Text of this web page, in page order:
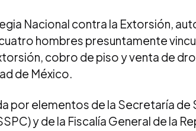
Nacional contra la Extorsión,
hombres presuntamente
cobro de piso y venta de
de México.
por elementos de la Secretaría de
y de la Fiscalía General de la